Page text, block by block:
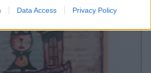
Data Access Privacy Policy